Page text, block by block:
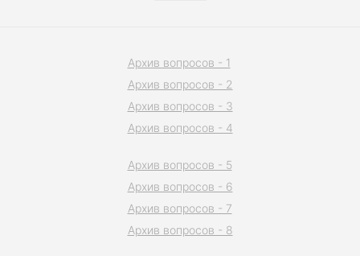
Архив вопросов - 1
Архив вопросов - 2
Архив вопросов - 3
Архив вопросов - 4
Архив вопросов - 5
Архив вопросов - 6
Архив вопросов - 7
Архив вопросов - 8